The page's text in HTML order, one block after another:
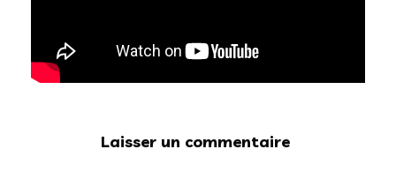
Laisser un commentaire